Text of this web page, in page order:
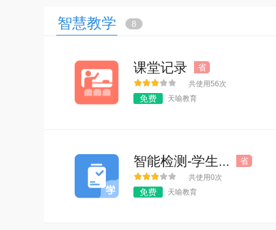
智慧教学 8
课堂记录 省
共使用56次
免费 天喻教育
智能检测-学生... 省
共使用0次
免费 天喻教育